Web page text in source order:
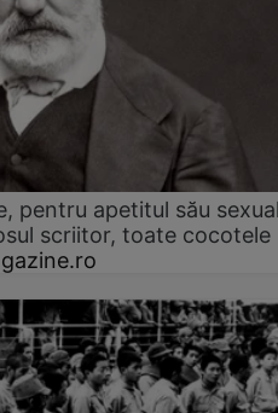
pentru apetitul său
scriitor, toate cocotele